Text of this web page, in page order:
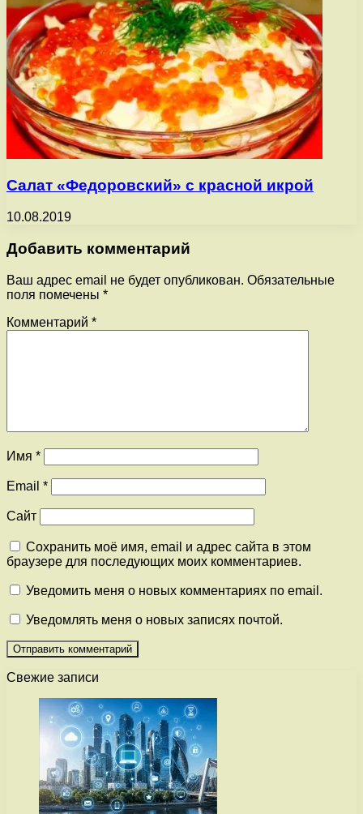
Салат «Федоровский» с красной икрой
10.08.2019
Добавить комментарий
Ваш адрес email не будет опубликован. Обязательные
поля помечены *
Комментарий *
Имя *
Email *
Сайт
Сохранить моё имя, email и адрес сайта в этом
браузере для последующих моих комментариев.
Уведомить меня о новых комментариях по email.
Уведомлять меня о новых записях почтой.
Свежие записи